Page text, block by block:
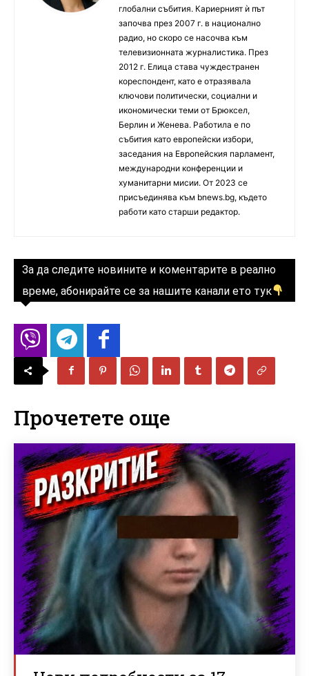
глобални събития. Кариерният ѝ път
започва през 2007 г. в национално
радио, но скоро се насочва към
телевизионната журналистика. През
2012 г. Елица става чуждестранен
кореспондент, като е отразявала
ключови политически, социални и
икономически теми от Брюксел,
Берлин и Женева. Работила е по
събития като европейски избори,
заседания на Европейския парламент,
международни конференции и
хуманитарни мисии. От 2023 се
присъединява към bnews.bg, където
работи като старши редактор.
За да следите новините и коментарите в реално
време, абонирайте се за нашите канали ето тук
Прочетете още